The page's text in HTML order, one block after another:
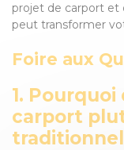
projet de carport et
peut transformer
Foire aux
1.
carport